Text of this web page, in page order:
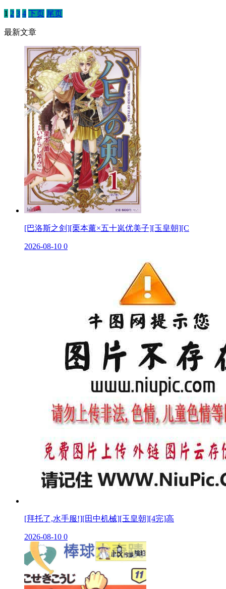
1 2 3 4 下页 尾页
最新文章
[巴洛斯之剑][栗本薰×五十岚优美子][玉皇朝][C
2026-08-10 0
[拜托了,水手服!][田中机械][玉皇朝][4完]高
2026-08-10 0